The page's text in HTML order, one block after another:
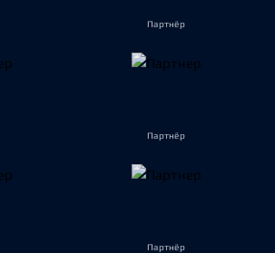
Партнёр
Партнёр
Партнёр